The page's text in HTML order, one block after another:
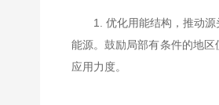
1. 优化用能结构，推动
能源。鼓励局部有条件的地
应用力度。